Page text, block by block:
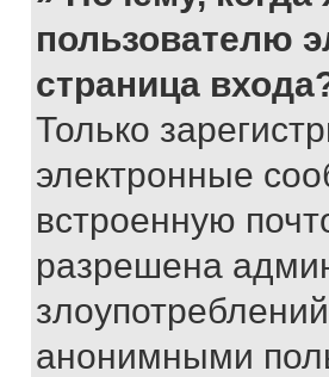
пользователю
страница
Только
электронные
встроенную
разрешена
анонимными